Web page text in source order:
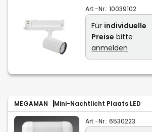
Art.-Nr.: 10039102
Für individuelle
Preise bitte
anmelden
MEGAMAN Mini-Nachtlicht Plaats LED
Art.-Nr.: 6530223